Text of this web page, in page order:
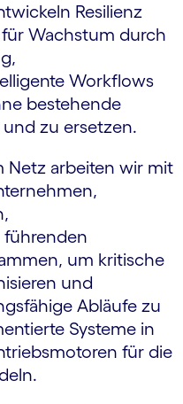
Resilienz
Wachstum durch
Workflows
bestehende
zu ersetzen.
Netz arbeiten wir mit
führenden
um kritische
und
Abläufe zu
Systeme in
für die